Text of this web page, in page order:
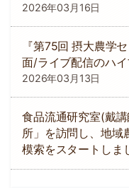
2026年03月16日
『第75回 摂大農学
面/ライブ配信のハ
2026年03月13日
食品流通研究室(戴
所」を訪問し、地域
模索をスタートしま